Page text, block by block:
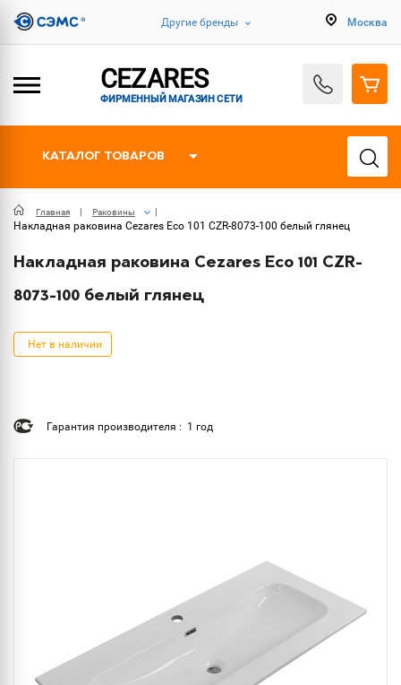
Другие бренды Москва
CEZARES
ФИРМЕННЫЙ МАГАЗИН СЕТИ
КАТАЛОГ ТОВАРОВ
Главная Раковины
Накладная раковина Cezares Eco 101 CZR-8073-100 белый глянец
Накладная раковина Cezares Eco 101 CZR-
8073-100 белый глянец
Нет в наличии
Гарантия производителя : 1 год